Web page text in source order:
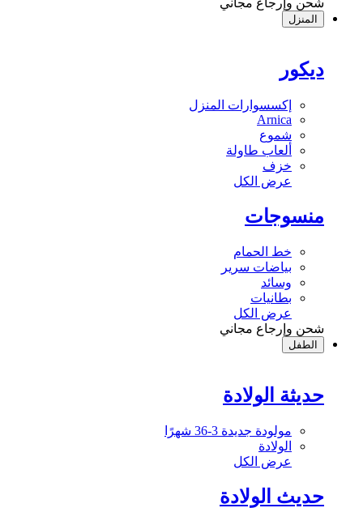
شحن وإرجاع مجاني
المنزل
ديكور
إكسسوارات المنزل
Arnica
شموع
ألعاب طاولة
خزف
عرض الكل
منسوجات
خط الحمام
بياضات سرير
وسائد
بطانيات
عرض الكل
شحن وإرجاع مجاني
الطفل
حديثة الولادة
مولودة جديدة 3-36 شهرًا
الولادة
عرض الكل
حديث الولادة